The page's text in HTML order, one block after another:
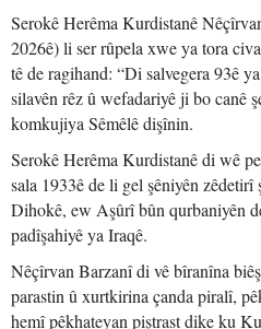
Serokê Herêma Kurdistanê
2026ê) li ser rûpela xwe ya tora
tê de ragihand: “Di salvegera 93ê
silavên rêz û wefadariyê ji bo canê
komkujiya Sêmêlê dişînin.
Serokê Herêma Kurdistanê di wê
sala 1933ê de li gel şêniyên
Dihokê, ew Aşûrî bûn qurbaniyên
padîşahiyê ya Iraqê.
Nêçîrvan Barzanî di vê bîranîna
parastin û xurtkirina çanda piralî,
hemî pêkhateyan piştrast dike ku